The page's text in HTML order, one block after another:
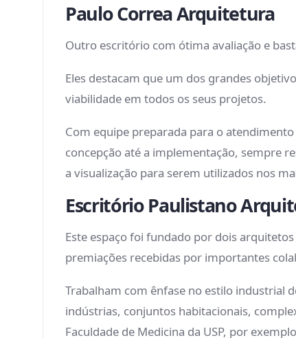
Paulo Correa Arquitetura
Outro escritório com ótima avaliação e
Eles destacam que um dos grandes
viabilidade em todos os seus projetos.
Com equipe preparada para o
concepção até a implementação, sempre
a visualização para serem utilizados nos
Escritório Paulistano
Este espaço foi fundado por dois
premiações recebidas por importantes
Trabalham com ênfase no estilo industrial
indústrias, conjuntos habitacionais,
Faculdade de Medicina da USP, por